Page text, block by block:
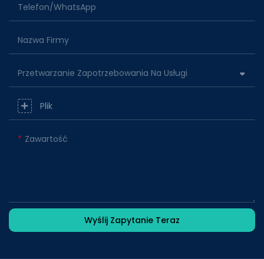
Telefon/WhatsApp
Nazwa Firmy
Przetwarzanie Zapotrzebowania Na Usługi
Plik
Zawartość
Wyślij Zapytanie Teraz